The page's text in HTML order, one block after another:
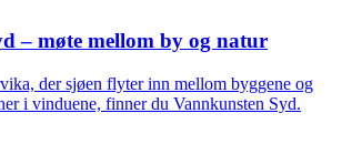
– møte mellom by og natur
der sjøen flyter inn mellom byggene og
i vinduene, finner du Vannkunsten Syd.